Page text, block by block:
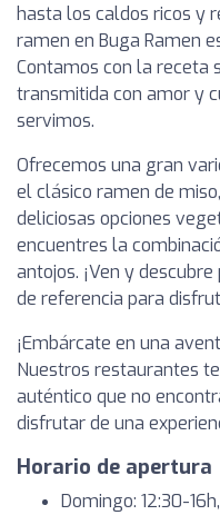
hasta los caldos ricos y
ramen en Buga Ramen
Contamos con la receta
transmitida con amor y
servimos.
Ofrecemos una gran
el clásico ramen de
deliciosas opciones
encuentres la
antojos. ¡Ven y
de referencia para
¡Embárcate en una
Nuestros restaurantes
auténtico que no
disfrutar de una
Horario de apertura
Domingo: 12:30-